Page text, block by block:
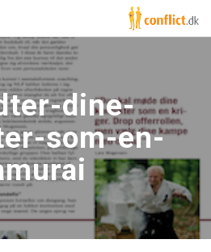
dine-
som-en-